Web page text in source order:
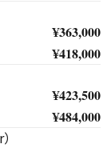
¥363,000
¥418,000
¥423,500
¥484,000